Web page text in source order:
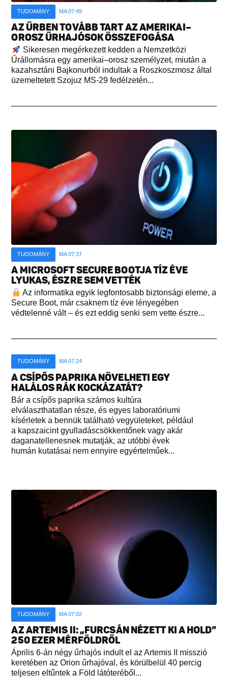
TUDOMÁNY MA 07:49
AZ ŰRBEN TOVÁBB TART AZ AMERIKAI–
OROSZ ŰRHAJÓSOK ÖSSZEFOGÁSA
Sikeresen megérkezett kedden a Nemzetközi
Űrállomásra egy amerikai–orosz személyzet, miután a
kazahsztáni Bajkonurból indultak a Roszkoszmosz által
üzemeltetett Szojuz MS-29 fedélzetén...
TUDOMÁNY MA 07:37
A MICROSOFT SECURE BOOTJA TÍZ ÉVE
LYUKAS, ÉSZRE SEM VETTÉK
Az informatika egyik legfontosabb biztonsági eleme, a
Secure Boot, már csaknem tíz éve lényegében
védtelenné vált – és ezt eddig senki sem vette észre...
TUDOMÁNY MA 07:24
A CSÍPŐS PAPRIKA NÖVELHETI EGY
HALÁLOS RÁK KOCKÁZATÁT?
Bár a csípős paprika számos kultúra
elválaszthatatlan része, és egyes laboratóriumi
kísérletek a bennük található vegyületeket, például
a kapszaicint gyulladáscsökkentőnek vagy akár
daganatellenesnek mutatják, az utóbbi évek
humán kutatásai nem ennyire egyértelműek...
TUDOMÁNY MA 07:02
AZ ARTEMIS II: „FURCSÁN NÉZETT KI A HOLD”
250 EZER MÉRFÖLDRŐL
Április 6-án négy űrhajós indult el az Artemis II misszió
keretében az Orion űrhajóval, és körülbelül 40 percig
teljesen eltűntek a Föld látóteréből...